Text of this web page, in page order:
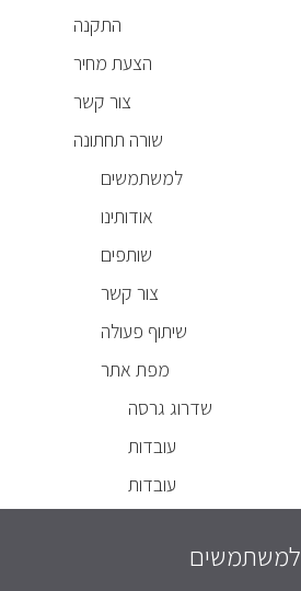
התקנה
הצעת מחיר
צור קשר
שורה תחתונה
למשתמשים
אודותינו
שותפים
צור קשר
שיתוף פעולה
מפת אתר
שדרוג גרסה
עובדות
עובדות
למשתמשים